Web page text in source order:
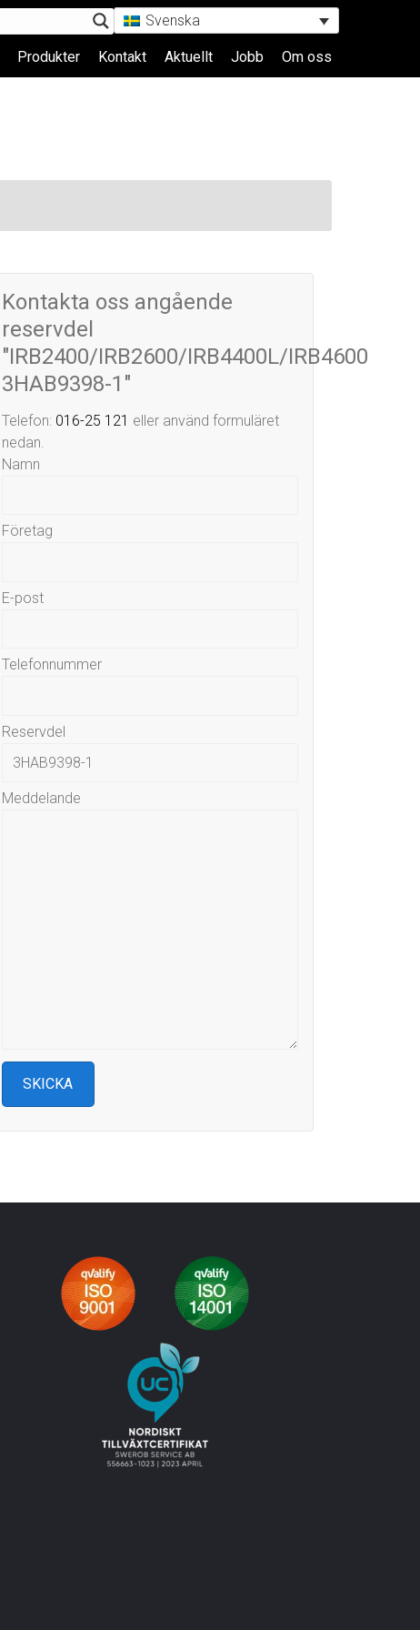
Svenska
Produkter Kontakt Aktuellt Jobb Om oss
Kontakta oss angående
reservdel
"IRB2400/IRB2600/IRB4400L/IRB4600
3HAB9398-1"
Telefon: 016-25 121 eller använd formuläret
nedan.
Namn
Företag
E-post
Telefonnummer
Reservdel
Meddelande